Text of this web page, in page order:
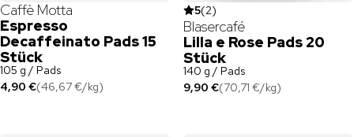
Caffè Motta
Espresso
Decaffeinato Pads 15
Stück
105 g / Pads
4,90 €(46,67 €/kg)
5(2)
Blasercafé
Lilla e Rose Pads 20
Stück
140 g / Pads
9,90 €(70,71 €/kg)